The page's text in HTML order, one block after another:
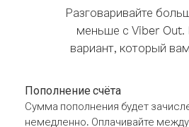
Разговаривайте
меньше с Viber Out.
вариант, который
Пополнение счёта
Сумма пополнения будет
немедленно. Оплачивайте